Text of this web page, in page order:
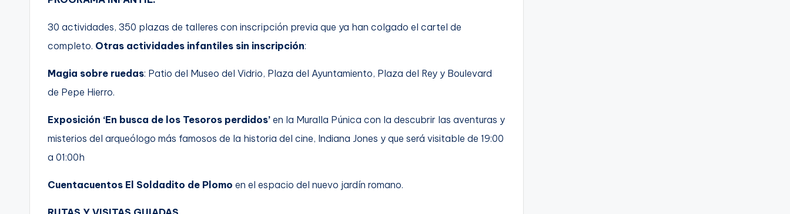
30 actividades, 350 plazas de talleres con inscripción previa que ya han colgado el cartel de
completo. Otras actividades infantiles sin inscripción:
Magia sobre ruedas: Patio del Museo del Vidrio, Plaza del Ayuntamiento, Plaza del Rey y Boulevard
de Pepe Hierro.
Exposición ‘En busca de los Tesoros perdidos’ en la Muralla Púnica con la descubrir las aventuras y
misterios del arqueólogo más famosos de la historia del cine, Indiana Jones y que será visitable de 19:00
a 01:00h
Cuentacuentos El Soldadito de Plomo en el espacio del nuevo jardín romano.